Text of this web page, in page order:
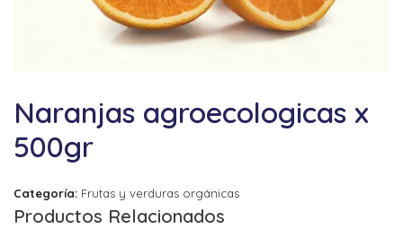
Naranjas agroecologicas x
500gr
Categoría: Frutas y verduras orgánicas
Productos Relacionados